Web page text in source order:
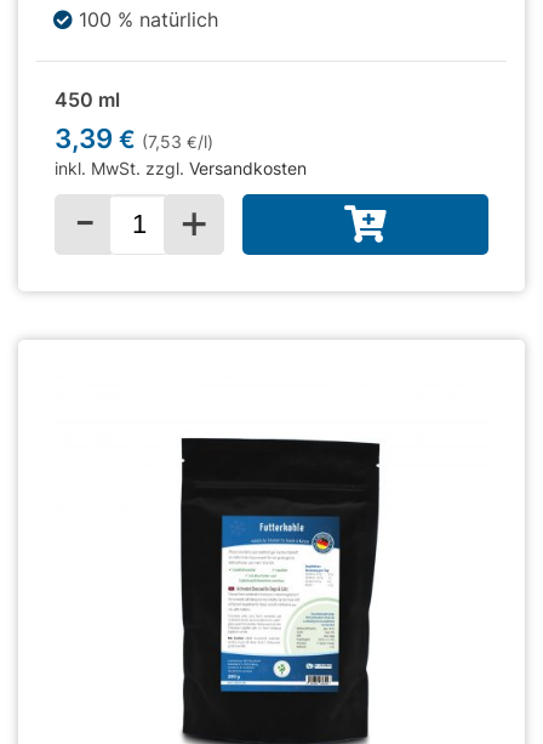
100 % natürlich
450 ml
3,39 € (7,53 €/l)
inkl. MwSt. zzgl. Versandkosten
- +